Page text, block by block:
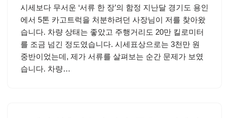
시세보다 무서운 ‘서류 한 장’의 함정 지난달 경기도 용인
에서 5톤 카고트럭을 처분하려던 사장님이 저를 찾아왔
습니다. 차량 상태는 좋았고 주행거리도 20만 킬로미터
를 조금 넘긴 정도였습니다. 시세표상으로는 3천만 원
중반이었는데, 제가 서류를 살펴보는 순간 문제가 보였
습니다. 차량…